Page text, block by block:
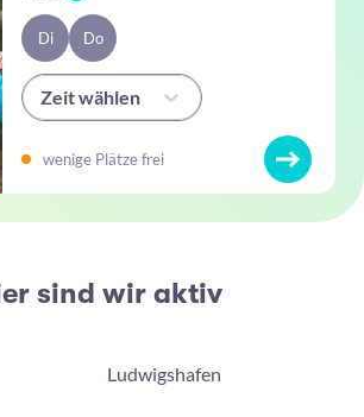
Di Do
Zeit wählen
wenige Plätze frei
sind wir aktiv
Ludwigshafen